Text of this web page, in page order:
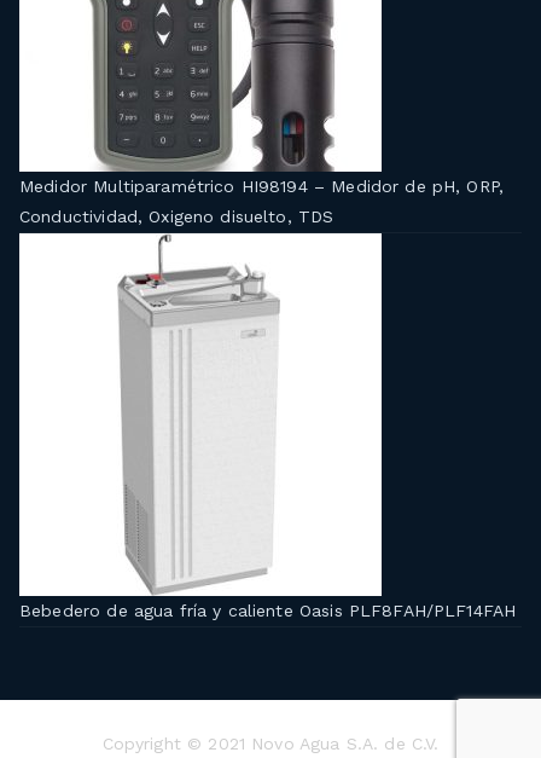
Medidor Multiparamétrico HI98194 – Medidor de pH, ORP,
Conductividad, Oxigeno disuelto, TDS
Bebedero de agua fría y caliente Oasis PLF8FAH/PLF14FAH
Copyright © 2021 Novo Agua S.A. de C.V.